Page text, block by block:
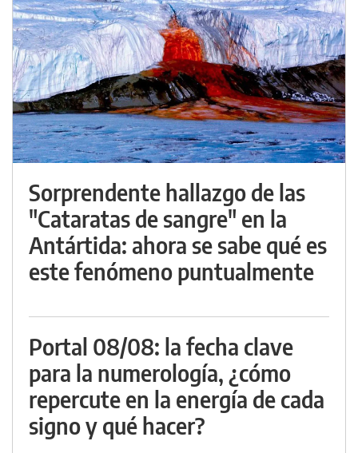
Sorprendente hallazgo de las
"Cataratas de sangre" en la
Antártida: ahora se sabe qué es
este fenómeno puntualmente
Portal 08/08: la fecha clave
para la numerología, ¿cómo
repercute en la energía de cada
signo y qué hacer?